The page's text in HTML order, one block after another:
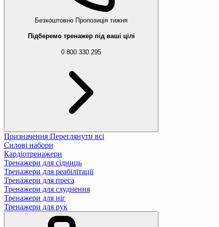
Безкоштовно Пропозиція тижня
Підберемо тренажер під ваші цілі
0 800 330 295
Призначення Переглянути всі
Силові набори
Кардіотренажери
Тренажери для сідниць
Тренажери для реабілітації
Тренажери для преса
Тренажери для схуднення
Тренажери для ніг
Тренажери для рук